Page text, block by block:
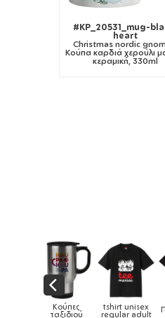
#KP_20531_mug-
heart
Christmas nordic
Κούπα καρδιά χερούλι
κεραμική, 330ml
Κούπες
ταξιδιού
tshirt unisex
regular adult